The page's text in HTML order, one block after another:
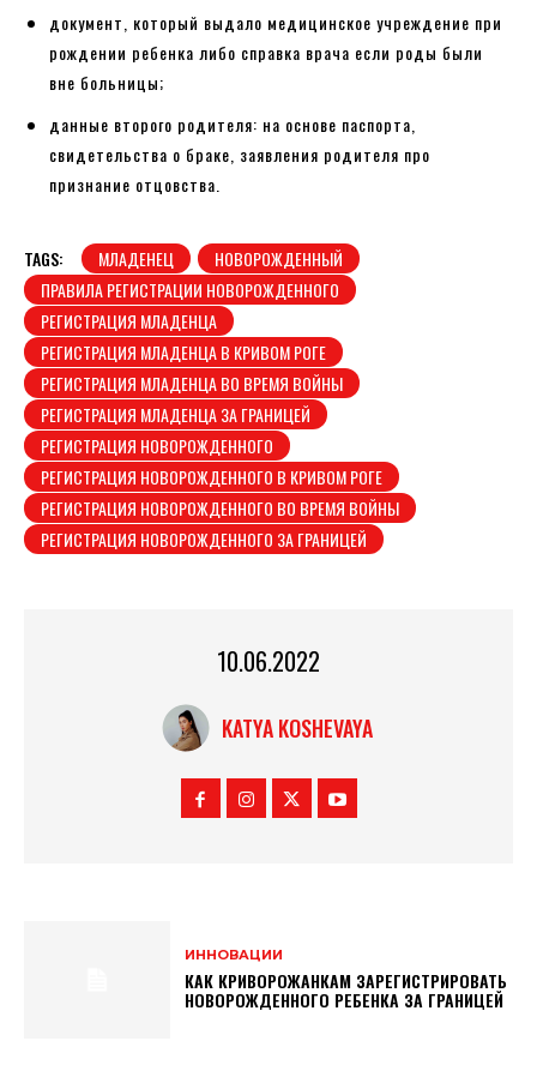
документ, который выдало медицинское учреждение при
рождении ребенка либо справка врача если роды были
вне больницы;
данные второго родителя: на основе паспорта,
свидетельства о браке, заявления родителя про
признание отцовства.
TAGS: МЛАДЕНЕЦ
НОВОРОЖДЕННЫЙ
ПРАВИЛА РЕГИСТРАЦИИ НОВОРОЖДЕННОГО
РЕГИСТРАЦИЯ МЛАДЕНЦА
РЕГИСТРАЦИЯ МЛАДЕНЦА В КРИВОМ РОГЕ
РЕГИСТРАЦИЯ МЛАДЕНЦА ВО ВРЕМЯ ВОЙНЫ
РЕГИСТРАЦИЯ МЛАДЕНЦА ЗА ГРАНИЦЕЙ
РЕГИСТРАЦИЯ НОВОРОЖДЕННОГО
РЕГИСТРАЦИЯ НОВОРОЖДЕННОГО В КРИВОМ РОГЕ
РЕГИСТРАЦИЯ НОВОРОЖДЕННОГО ВО ВРЕМЯ ВОЙНЫ
РЕГИСТРАЦИЯ НОВОРОЖДЕННОГО ЗА ГРАНИЦЕЙ
10.06.2022
KATYA KOSHEVAYA
ИННОВАЦИИ
КАК КРИВОРОЖАНКАМ ЗАРЕГИСТРИРОВАТЬ
НОВОРОЖДЕННОГО РЕБЕНКА ЗА ГРАНИЦЕЙ